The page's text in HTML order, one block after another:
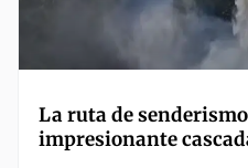
La ruta de
impresionante